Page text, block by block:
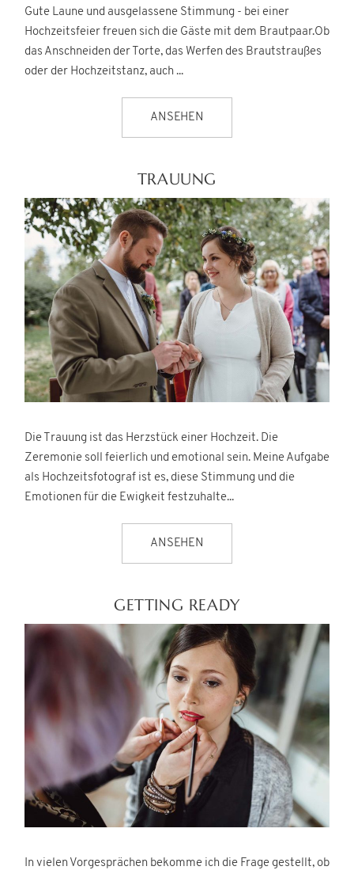
Gute Laune und ausgelassene Stimmung - bei einer
Hochzeitsfeier freuen sich die Gäste mit dem Brautpaar.Ob
das Anschneiden der Torte, das Werfen des Brautstraußes
oder der Hochzeitstanz, auch ...
ANSEHEN
TRAUUNG
Die Trauung ist das Herzstück einer Hochzeit. Die
Zeremonie soll feierlich und emotional sein. Meine Aufgabe
als Hochzeitsfotograf ist es, diese Stimmung und die
Emotionen für die Ewigkeit festzuhalte...
ANSEHEN
GETTING READY
In vielen Vorgesprächen bekomme ich die Frage gestellt, ob